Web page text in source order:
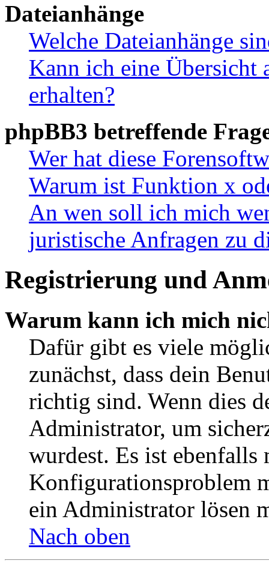
Dateianhänge
Welche Dateianhänge
Kann ich eine Übersicht
erhalten?
phpBB3 betreffende
Wer hat diese
Warum ist Funktion x
An wen soll ich mich
juristische Anfragen zu
Registrierung und
Warum kann ich mich
Dafür gibt es viele
zunächst, dass dein
richtig sind. Wenn dies
Administrator, um
wurdest. Es ist ebenfalls
Konfigurationsproblem
ein Administrator lösen
Nach oben